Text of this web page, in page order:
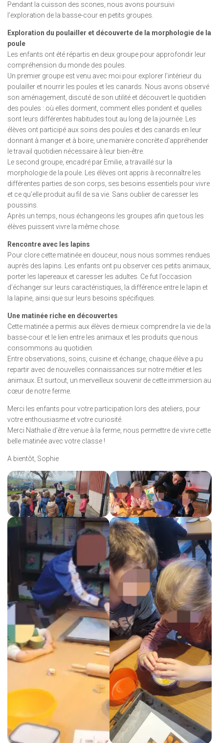
Pendant la cuisson des scones, nous avons poursuivi
l’exploration de la basse-cour en petits groupes.
Exploration du poulailler et découverte de la morphologie de la
poule
Les enfants ont été répartis en deux groupe pour approfondir leur
compréhension du monde des poules.
Un premier groupe est venu avec moi pour explorer l’intérieur du
poulailler et nourrir les poules et les canards. Nous avons observé
son aménagement, discuté de son utilité et découvert le quotidien
des poules : où elles dorment, comment elles pondent et quelles
sont leurs différentes habitudes tout au long de la journée. Les
élèves ont participé aux soins des poules et des canards en leur
donnant à manger et à boire, une manière concrète d’appréhender
le travail quotidien nécessaire à leur bien-être.
Le second groupe, encadré par Emilie, a travaillé sur la
morphologie de la poule. Les élèves ont appris à reconnaître les
différentes parties de son corps, ses besoins essentiels pour vivre
et ce qu’elle produit au fil de sa vie. Sans oublier de caresser les
poussins.
Après un temps, nous échangeons les groupes afin que tous les
élèves puissent vivre la même chose.
Rencontre avec les lapins
Pour clore cette matinée en douceur, nous nous sommes rendues
auprès des lapins. Les enfants ont pu observer ces petits animaux,
porter les lapereaux et caresser les adultes. Ce fut l’occasion
d’échanger sur leurs caractéristiques, la différence entre le lapin et
la lapine, ainsi que sur leurs besoins spécifiques.
Une matinée riche en découvertes
Cette matinée a permis aux élèves de mieux comprendre la vie de la
basse-cour et le lien entre les animaux et les produits que nous
consommons au quotidien.
Entre observations, soins, cuisine et échange, chaque élève a pu
repartir avec de nouvelles connaissances sur notre métier et les
animaux. Et surtout, un merveilleux souvenir de cette immersion au
cœur de notre ferme.
Merci les enfants pour votre participation lors des ateliers, pour
votre enthousiasme et votre curiosité.
Merci Nathalie d’être venue à la ferme, nous permettre de vivre cette
belle matinée avec votre classe !
A bientôt, Sophie